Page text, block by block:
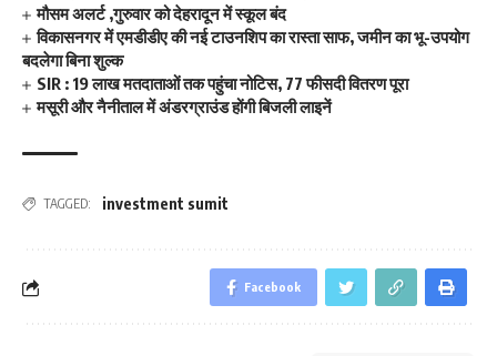
मौसम अलर्ट ,गुरुवार को देहरादून में स्कूल बंद
विकासनगर में एमडीडीए की नई टाउनशिप का रास्ता साफ, जमीन का भू-उपयोग
बदलेगा बिना शुल्क
SIR : 19 लाख मतदाताओं तक पहुंचा नोटिस, 77 फीसदी वितरण पूरा
मसूरी और नैनीताल में अंडरग्राउंड होंगी बिजली लाइनें
TAGGED: investment sumit
Facebook